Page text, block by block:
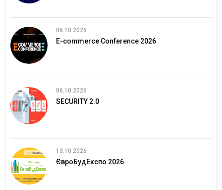
06.10.2026
E-commerce Conference 2026
06.10.2026
SECURITY 2.0
13.10.2026
ЄвроБудЕкспо 2026